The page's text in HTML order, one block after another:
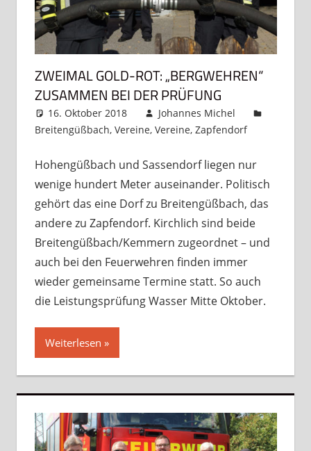
ZWEIMAL GOLD-ROT: „BERGWEHREN“
ZUSAMMEN BEI DER PRÜFUNG
16. Oktober 2018
Johannes Michel
Breitengüßbach, Vereine, Vereine, Zapfendorf
Hohengüßbach und Sassendorf liegen nur
wenige hundert Meter auseinander. Politisch
gehört das eine Dorf zu Breitengüßbach, das
andere zu Zapfendorf. Kirchlich sind beide
Breitengüßbach/Kemmern zugeordnet – und
auch bei den Feuerwehren finden immer
wieder gemeinsame Termine statt. So auch
die Leistungsprüfung Wasser Mitte Oktober.
Weiterlesen